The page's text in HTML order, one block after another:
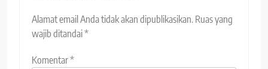
Alamat email Anda tidak akan dipublikasikan. Ruas yang
wajib ditandai*
Komentar*